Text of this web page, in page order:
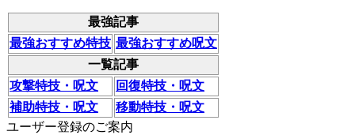
最強記事
最強おすすめ特技 最強おすすめ呪文
一覧記事
攻撃特技・呪文
回復特技・呪文
補助特技・呪文
移動特技・呪文
ユーザー登録のご案内